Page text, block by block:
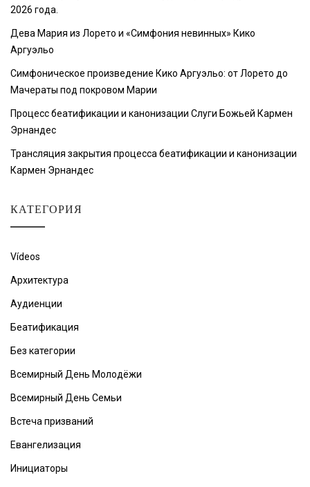
2026 года.
Дева Мария из Лорето и «Симфония невинных» Кико
Аргуэльо
Симфоническое произведение Кико Аргуэльо: от Лорето до
Мачераты под покровом Марии
Процесс беатификации и канонизации Слуги Божьей Кармен
Эрнандес
Трансляция закрытия процесса беатификации и канонизации
Кармен Эрнандес
КАТЕГОРИЯ
Vídeos
Архитектура
Аудиенции
Беатификация
Без категории
Всемирный День Молодёжи
Всемирный День Семьи
Встеча призваний
Евангелизация
Инициаторы